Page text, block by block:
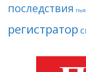
последствия
регистратор